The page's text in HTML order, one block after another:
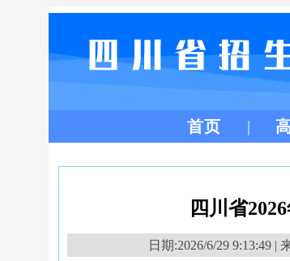
首页
四川省
日期:2026/6/29 9:13:49 |